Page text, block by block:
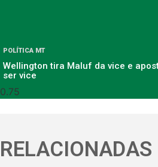
POLÍTICA MT
Wellington tira Maluf da vice e
ser vice
RELACIONADAS